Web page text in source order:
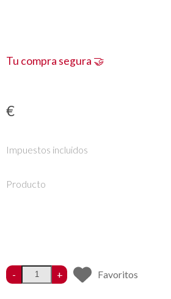
Tu compra segura 🤝
€
Impuestos incluidos
Producto
- + Favoritos